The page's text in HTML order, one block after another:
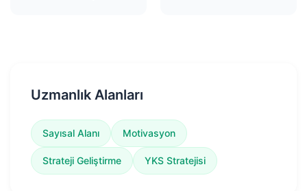
Uzmanlık Alanları
Sayısal Alanı Motivasyon
Strateji Geliştirme YKS Stratejisi